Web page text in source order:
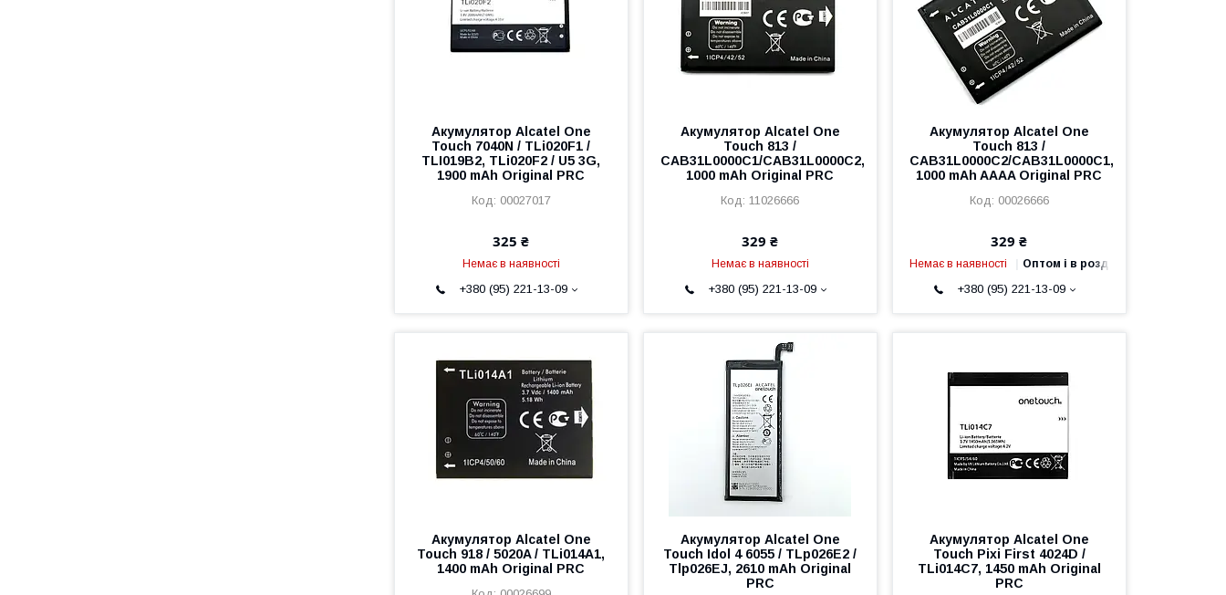
Акумулятор Alcatel One
Touch 7040N / TLi020F1 /
TLI019B2, TLi020F2 / U5 3G,
1900 mAh Original PRC
00027017
325 ₴
Немає в наявності
+380 (95) 221-13-09
Акумулятор Alcatel One
Touch 813 /
CAB31L0000C1/CAB31L0000C2,
1000 mAh Original PRC
11026666
329 ₴
Немає в наявності
+380 (95) 221-13-09
Акумулятор Alcatel One
Touch 813 /
CAB31L0000C2/CAB31L0000C1,
1000 mAh AAAA Original PRC
00026666
329 ₴
Немає в наявності Оптом і в роздріб
+380 (95) 221-13-09
Акумулятор Alcatel One
Touch 918 / 5020A / TLi014A1,
1400 mAh Original PRC
Акумулятор Alcatel One
Touch Idol 4 6055 / TLp026E2 /
Tlp026EJ, 2610 mAh Original
PRC
Акумулятор Alcatel One
Touch Pixi First 4024D /
TLi014C7, 1450 mAh Original
PRC